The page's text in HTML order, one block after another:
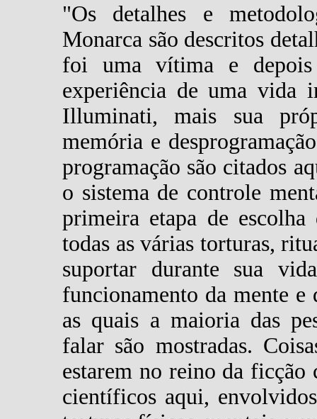
"Os detalhes e
Monarca são descritos
foi uma vítima e
experiência de uma vida
Illuminati, mais sua
memória e
programação são citados
o sistema de controle
primeira etapa de
todas as várias torturas,
suportar durante sua
funcionamento da mente
as quais a maioria das
falar são mostradas.
estarem no reino da
científicos aqui,